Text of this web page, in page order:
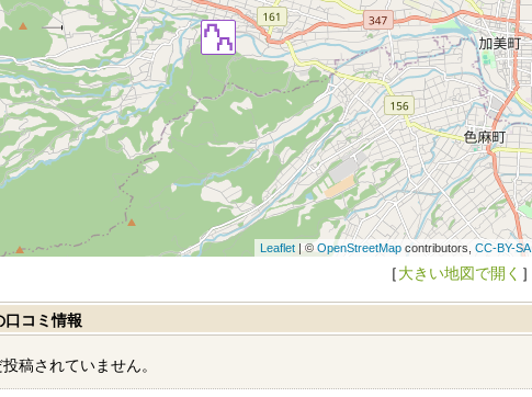
Leaflet| © OpenStreetMapcontributors, CC-BY-SA
［大きい地図で開く ］
口コミ情報
稿されていません。